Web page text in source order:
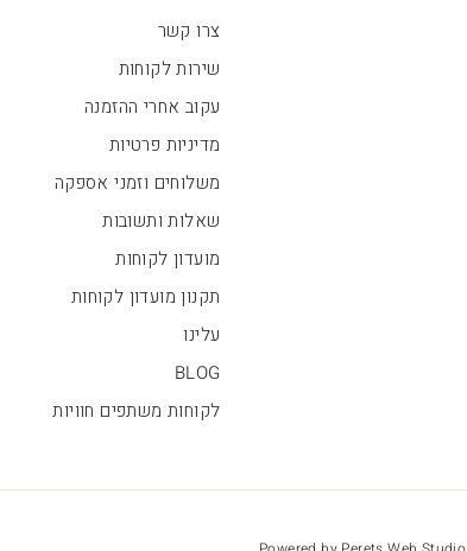
צרו קשר
שירות לקוחות
עקוב אחרי ההזמנה
מדיניות פרטיות
משלוחים וזמני אספקה
שאלות ותשובות
מועדון לקוחות
תקנון מועדון לקוחות
עלינו
BLOG
לקוחות משתפים חוויות